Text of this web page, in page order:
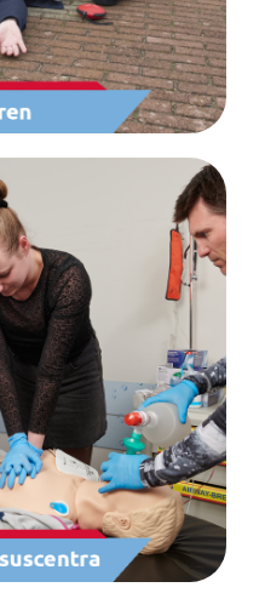
en
te
de Nederlandse
erkend worden,
volgen bij
gecertificeerde